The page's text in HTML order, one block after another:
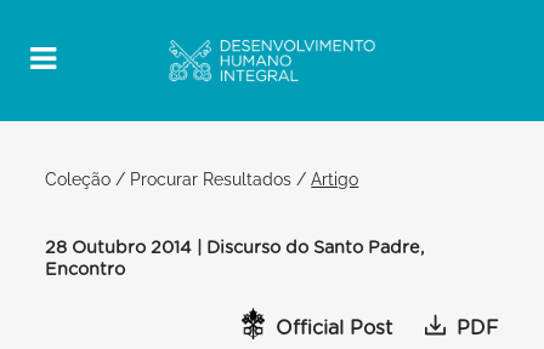
Coleção / Procurar Resultados /Artigo
28 Outubro 2014 | Discurso do Santo Padre,
Encontro
Official Post PDF